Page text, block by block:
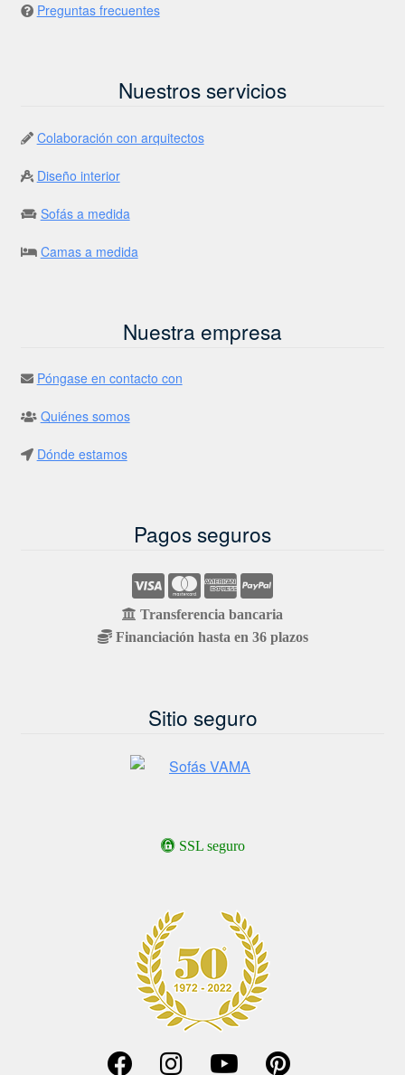
Preguntas frecuentes
Nuestros servicios
Colaboración con arquitectos
Diseño interior
Sofás a medida
Camas a medida
Nuestra empresa
Póngase en contacto con
Quiénes somos
Dónde estamos
Pagos seguros
Transferencia bancaria
Financiación hasta en 36 plazos
Sitio seguro
SSL seguro